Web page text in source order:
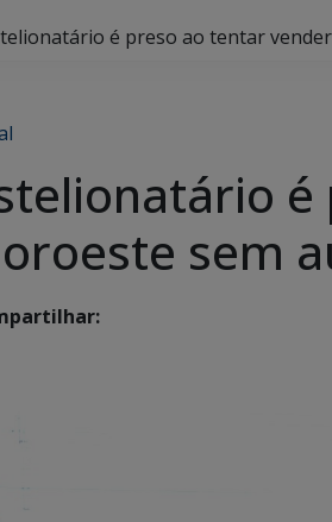
é preso ao tentar
sem